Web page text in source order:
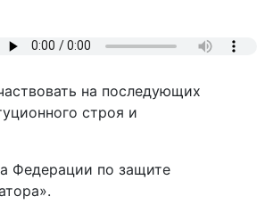
на последующих
строя и
Федерации по защите